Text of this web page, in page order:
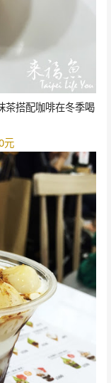
茶搭配咖啡在冬季喝
元